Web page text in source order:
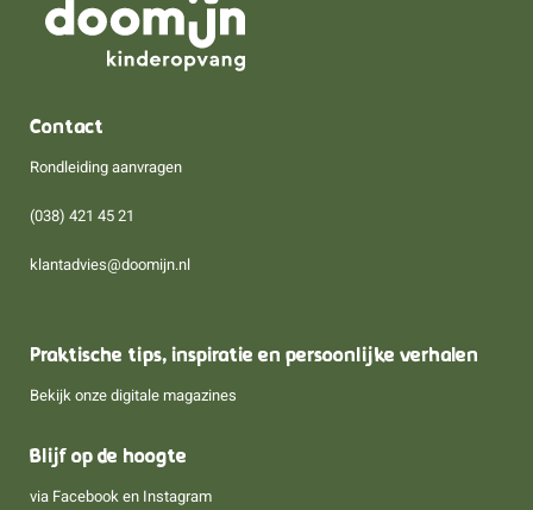
Contact
Rondleiding aanvragen
(038) 421 45 21
klantadvies@doomijn.nl
Praktische tips, inspiratie en persoonlijke verhalen
Bekijk onze digitale magazines
Blijf op de hoogte
via Facebook en Instagram